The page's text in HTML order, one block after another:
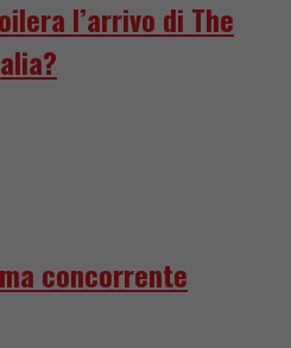
l’arrivo di The
concorrente